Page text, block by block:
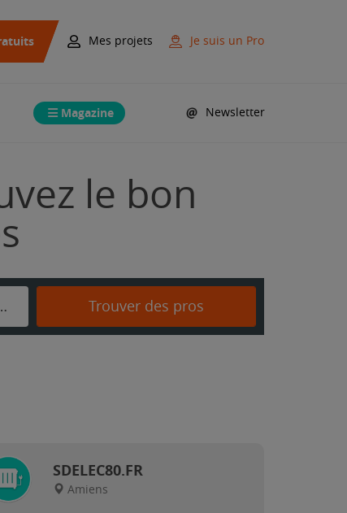
Mes projets Je suis un Pro
Magazine Newsletter
le bon
Trouver des pros
SDELEC80.FR
Amiens